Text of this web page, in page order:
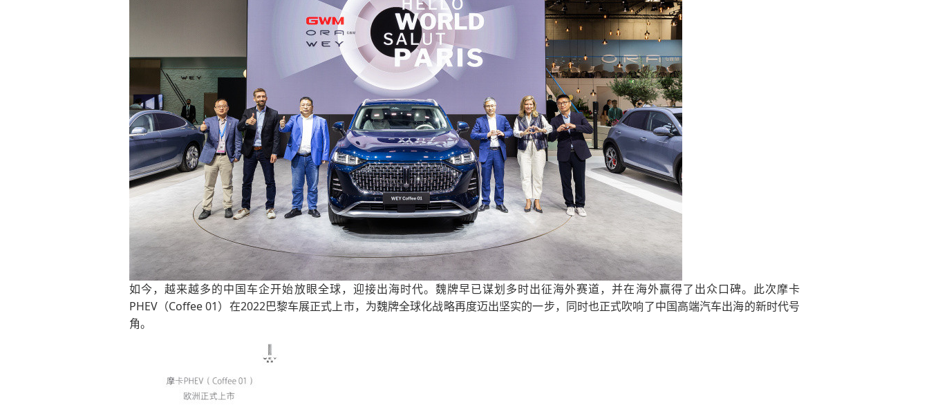
如今，越来越多的中国车企开始放眼全球，迎接出海时代。魏牌早已谋划多时出征海外赛道，并在海外赢得了出众口碑。此次摩卡
PHEV（Coffee 01）在2022巴黎车展正式上市，为魏牌全球化战略再度迈出坚实的一步，同时也正式吹响了中国高端汽车出海的新时代号
角。